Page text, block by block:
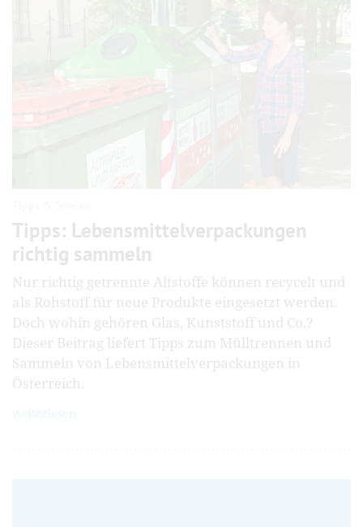
Tipps: Lebensmittel­verpack­ungen
richtig sammeln
Nur richtig getrennte Altstoffe können recycelt und
als Rohstoff für neue Produkte eingesetzt werden.
Doch wohin gehören Glas, Kunststoff und Co.?
Dieser Beitrag liefert Tipps zum Mülltrennen und
Sammeln von Lebensmittelverpackungen in
Österreich.
weiterlesen